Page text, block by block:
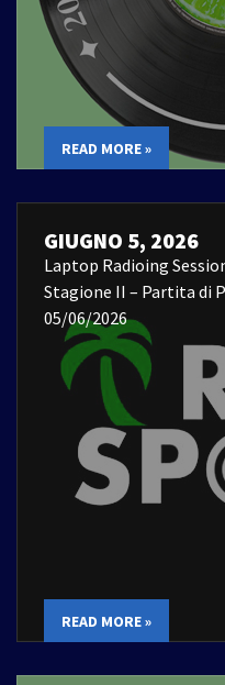
READ MORE »
GIUGNO 5, 2026
Laptop Radioing
Stagione II – Partita di
05/06/2026
READ MORE »